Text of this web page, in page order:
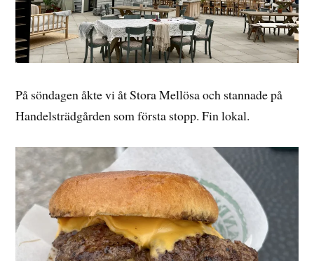
På söndagen åkte vi åt Stora Mellösa och stannade på
Handelsträdgården som första stopp. Fin lokal.